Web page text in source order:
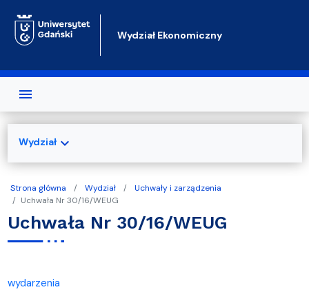
Wydział Ekonomiczny
Strona główna Wydział
Uchwały i zarządzenia
Uchwała Nr 30/16/WEUG
Uchwała Nr 30/16/WEUG
wydarzenia
Wydziałexpand_more